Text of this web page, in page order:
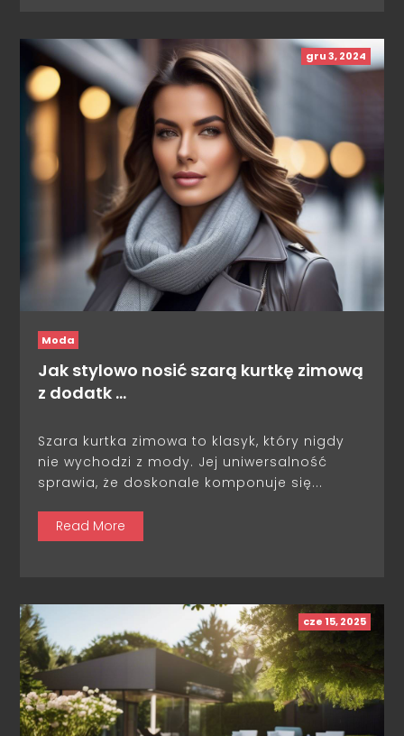
gru 3, 2024
Moda
Jak stylowo nosić szarą kurtkę zimową
z dodatk …
Szara kurtka zimowa to klasyk, który nigdy
nie wychodzi z mody. Jej uniwersalność
sprawia, że doskonale komponuje się...
Read More
cze 15, 2025